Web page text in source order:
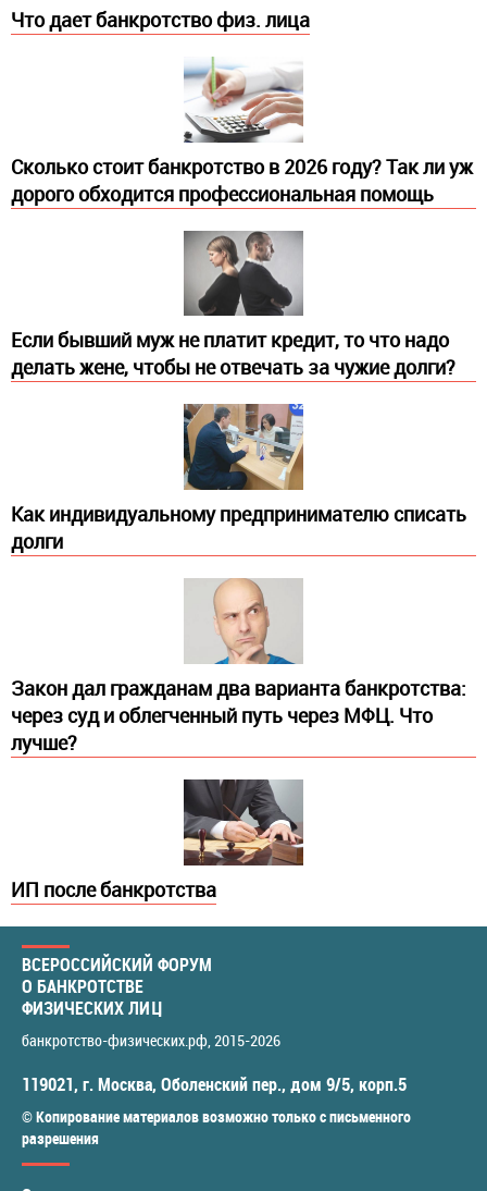
Что дает банкротство физ. лица
Сколько стоит банкротство в 2026 году? Так ли уж
дорого обходится профессиональная помощь
Если бывший муж не платит кредит, то что надо
делать жене, чтобы не отвечать за чужие долги?
Как индивидуальному предпринимателю списать
долги
Закон дал гражданам два варианта банкротства:
через суд и облегченный путь через МФЦ. Что
лучше?
ИП после банкротства
ВСЕРОССИЙСКИЙ ФОРУМ
О БАНКРОТСТВЕ
ФИЗИЧЕСКИХ ЛИЦ
банкротство-физических.рф , 2015-2026
119021, г. Москва, Оболенский пер., дом 9/5, корп.5
© Копирование материалов возможно только с письменного
разрешения